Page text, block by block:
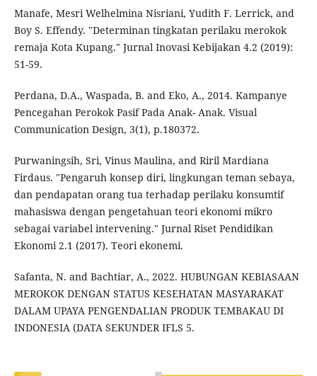
Manafe, Mesri Welhelmina Nisriani, Yudith F. Lerrick, and
Boy S. Effendy. "Determinan tingkatan perilaku merokok
remaja Kota Kupang." Jurnal Inovasi Kebijakan 4.2 (2019):
51-59.
Perdana, D.A., Waspada, B. and Eko, A., 2014. Kampanye
Pencegahan Perokok Pasif Pada Anak- Anak. Visual
Communication Design, 3(1), p.180372.
Purwaningsih, Sri, Vinus Maulina, and Riril Mardiana
Firdaus. "Pengaruh konsep diri, lingkungan teman sebaya,
dan pendapatan orang tua terhadap perilaku konsumtif
mahasiswa dengan pengetahuan teori ekonomi mikro
sebagai variabel intervening." Jurnal Riset Pendidikan
Ekonomi 2.1 (2017). Teori ekonemi.
Safanta, N. and Bachtiar, A., 2022. HUBUNGAN KEBIASAAN
MEROKOK DENGAN STATUS KESEHATAN MASYARAKAT
DALAM UPAYA PENGENDALIAN PRODUK TEMBAKAU DI
INDONESIA (DATA SEKUNDER IFLS 5.